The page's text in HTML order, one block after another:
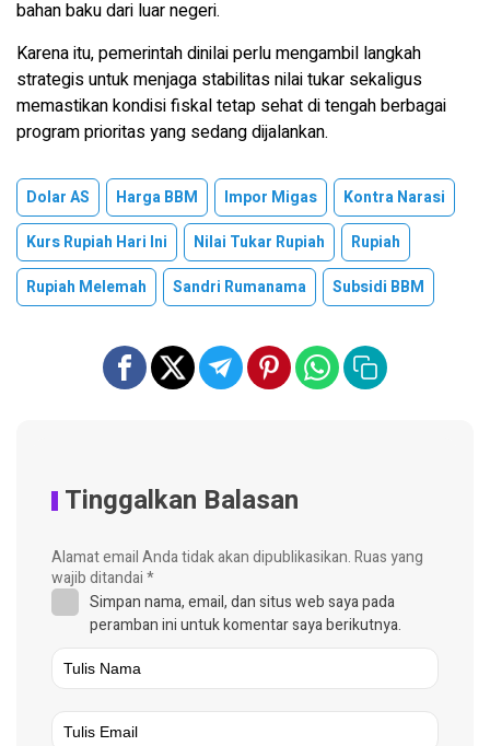
bahan baku dari luar negeri.
Karena itu, pemerintah dinilai perlu mengambil langkah
strategis untuk menjaga stabilitas nilai tukar sekaligus
memastikan kondisi fiskal tetap sehat di tengah berbagai
program prioritas yang sedang dijalankan.
Dolar AS Harga BBM Impor Migas
Kontra Narasi
Kurs Rupiah Hari Ini
Nilai Tukar Rupiah
Rupiah
Rupiah Melemah
Sandri Rumanama Subsidi BBM
Tinggalkan Balasan
Alamat email Anda tidak akan dipublikasikan.Ruas yang
wajib ditandai*
Simpan nama, email, dan situs web saya pada
peramban ini untuk komentar saya berikutnya.